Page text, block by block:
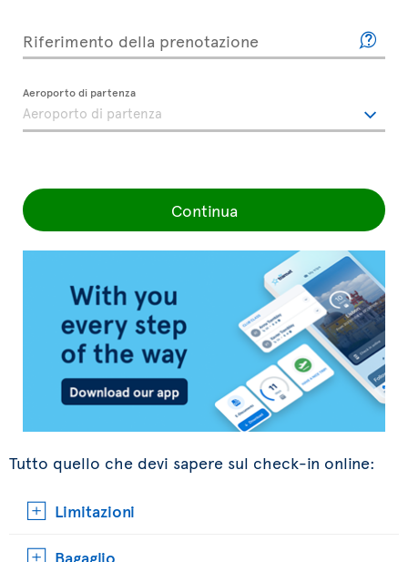
Riferimento della prenotazione
Aeroporto di partenza
Continua
Tutto quello che devi sapere sul check-in online:
Limitazioni
Bagaglio